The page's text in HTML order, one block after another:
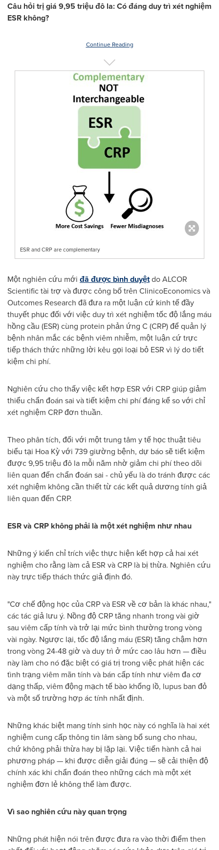
Câu hỏi trị giá 9,95 triệu đô la: Có đáng duy trì xét nghiệm
ESR không?
Continue Reading
ESR and CRP are complementary
Một nghiên cứu mới đã được bình duyệtdo ALCOR
Scientific tài trợ và được công bố trên ClinicoEconomics và
Outcomes Research đã đưa ra một luận cứ kinh tế đầy
thuyết phục đối với việc duy trì xét nghiệm tốc độ lắng máu
hồng cầu (ESR) cùng protein phản ứng C (CRP) để quản lý
bệnh nhân mắc các bệnh viêm nhiễm, một luận cứ trực
tiếp thách thức những lời kêu gọi loại bỏ ESR vì lý do tiết
kiệm chi phí.
Nghiên cứu cho thấy việc kết hợp ESR với CRP giúp giảm
thiểu chẩn đoán sai và tiết kiệm chi phí đáng kể so với chỉ
xét nghiệm CRP đơn thuần.
Theo phân tích, đối với một trung tâm y tế học thuật tiêu
biểu tại Hoa Kỳ với 739 giường bệnh, dự báo sẽ tiết kiệm
được 9,95 triệu đô la mỗi năm nhờ giảm chi phí theo dõi
liên quan đến chẩn đoán sai - chủ yếu là do tránh được các
xét nghiệm không cần thiết từ các kết quả dương tính giả
liên quan đến CRP.
ESR và CRP không phải là một xét nghiệm như nhau
Những ý kiến chỉ trích việc thực hiện kết hợp cả hai xét
nghiệm cho rằng làm cả ESR và CRP là bị thừa. Nghiên cứu
này trực tiếp thách thức giả định đó.
"Cơ chế động học của CRP và ESR về cơ bản là khác nhau,"
các tác giả lưu ý. Nồng độ CRP tăng nhanh trong vài giờ
sau viêm cấp tính và trở lại mức bình thường trong vòng
vài ngày. Ngược lại, tốc độ lắng máu (ESR) tăng chậm hơn
trong vòng 24-48 giờ và duy trì ở mức cao lâu hơn — điều
này làm cho nó đặc biệt có giá trị trong việc phát hiện các
tình trạng viêm mãn tính và bán cấp tính như viêm đa cơ
dạng thấp, viêm động mạch tế bào khổng lồ, lupus ban đỏ
và một số trường hợp ác tính nhất định.
Những khác biệt mang tính sinh học này có nghĩa là hai xét
nghiệm cung cấp thông tin lâm sàng bổ sung cho nhau,
chứ không phải thừa hay bị lặp lại. Việc tiến hành cả hai
phương pháp — khi được diễn giải đúng — sẽ cải thiện độ
chính xác khi chẩn đoán theo những cách mà một xét
nghiệm đơn lẻ không thể làm được.
Vì sao nghiên cứu này quan trọng
Những phát hiện nói trên được đưa ra vào thời điểm then